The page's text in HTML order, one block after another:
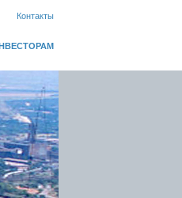
Контакты